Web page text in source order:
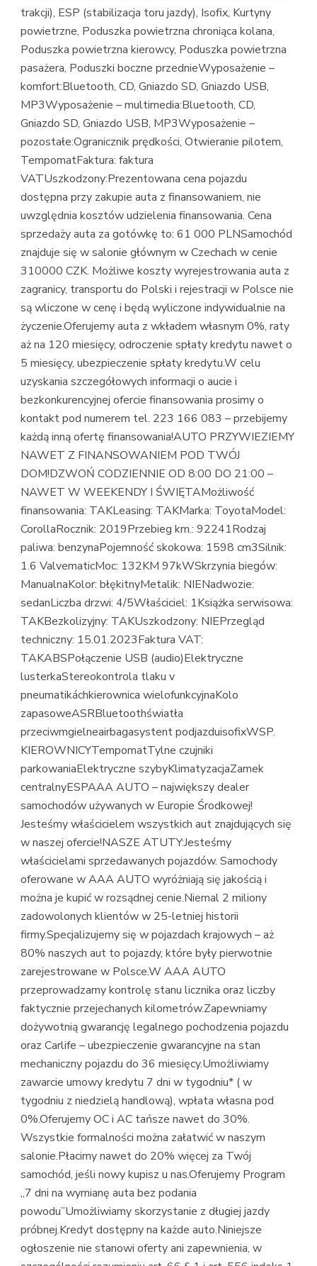
trakcji), ESP (stabilizacja toru jazdy), Isofix, Kurtyny
powietrzne, Poduszka powietrzna chroniąca kolana,
Poduszka powietrzna kierowcy, Poduszka powietrzna
pasażera, Poduszki boczne przednieWyposażenie –
komfort:Bluetooth, CD, Gniazdo SD, Gniazdo USB,
MP3Wyposażenie – multimedia:Bluetooth, CD,
Gniazdo SD, Gniazdo USB, MP3Wyposażenie –
pozostałe:Ogranicznik prędkości, Otwieranie pilotem,
TempomatFaktura: faktura
VATUszkodzony:Prezentowana cena pojazdu
dostępna przy zakupie auta z finansowaniem, nie
uwzględnia kosztów udzielenia finansowania. Cena
sprzedaży auta za gotówkę to: 61 000 PLNSamochód
znajduje się w salonie głównym w Czechach w cenie
310000 CZK. Możliwe koszty wyrejestrowania auta z
zagranicy, transportu do Polski i rejestracji w Polsce nie
są wliczone w cenę i będą wyliczone indywidualnie na
życzenie.Oferujemy auta z wkładem własnym 0%, raty
aż na 120 miesięcy, odroczenie spłaty kredytu nawet o
5 miesięcy, ubezpieczenie spłaty kredytu.W celu
uzyskania szczegółowych informacji o aucie i
bezkonkurencyjnej ofercie finansowania prosimy o
kontakt pod numerem tel. 223 166 083 – przebijemy
każdą inną ofertę finansowania!AUTO PRZYWIEZIEMY
NAWET Z FINANSOWANIEM POD TWÓJ
DOM!DZWOŃ CODZIENNIE OD 8:00 DO 21:00 –
NAWET W WEEKENDY I ŚWIĘTAMożliwość
finansowania: TAKLeasing: TAKMarka: ToyotaModel:
CorollaRocznik: 2019Przebieg km.: 92241Rodzaj
paliwa: benzynaPojemność skokowa: 1598 cm3Silnik:
1.6 ValvematicMoc: 132KM 97kWSkrzynia biegów:
ManualnaKolor: błękitnyMetalik: NIENadwozie:
sedanLiczba drzwi: 4/5Właściciel: 1Książka serwisowa:
TAKBezkolizyjny: TAKUszkodzony: NIEPrzegląd
techniczny: 15.01.2023Faktura VAT:
TAKABSPołączenie USB (audio)Elektryczne
lusterkaStereokontrola tlaku v
pneumatikáchkierownica wielofunkcyjnaKolo
zapasoweASRBluetoothświatła
przeciwmgielneairbagasystent podjazduisofixWSP.
KIEROWNICYTempomatTylne czujniki
parkowaniaElektryczne szybyKlimatyzacjaZamek
centralnyESPAAA AUTO – największy dealer
samochodów używanych w Europie Środkowej!
Jesteśmy właścicielem wszystkich aut znajdujących się
w naszej ofercie!NASZE ATUTY:Jesteśmy
właścicielami sprzedawanych pojazdów. Samochody
oferowane w AAA AUTO wyróżniają się jakością i
można je kupić w rozsądnej cenie.Niemal 2 miliony
zadowolonych klientów w 25-letniej historii
firmy.Specjalizujemy się w pojazdach krajowych – aż
80% naszych aut to pojazdy, które były pierwotnie
zarejestrowane w Polsce.W AAA AUTO
przeprowadzamy kontrolę stanu licznika oraz liczby
faktycznie przejechanych kilometrów.Zapewniamy
dożywotnią gwarancję legalnego pochodzenia pojazdu
oraz Carlife – ubezpieczenie gwarancyjne na stan
mechaniczny pojazdu do 36 miesięcy.Umożliwiamy
zawarcie umowy kredytu 7 dni w tygodniu* ( w
tygodniu z niedzielą handlową), wpłata własna pod
0%.Oferujemy OC i AC tańsze nawet do 30%.
Wszystkie formalności można załatwić w naszym
salonie.Płacimy nawet do 20% więcej za Twój
samochód, jeśli nowy kupisz u nas.Oferujemy Program
„7 dni na wymianę auta bez podania
powodu”Umożliwiamy skorzystanie z długiej jazdy
próbnej.Kredyt dostępny na każde auto.Niniejsze
ogłoszenie nie stanowi oferty ani zapewnienia, w